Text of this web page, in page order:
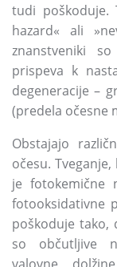
tudi poškoduje.
hazard« ali
znanstveniki
prispeva k
degeneracije –
(predela očesne
Obstajajo
očesu.
je fotokemične
fotooksidativne
poškoduje
so občutljive